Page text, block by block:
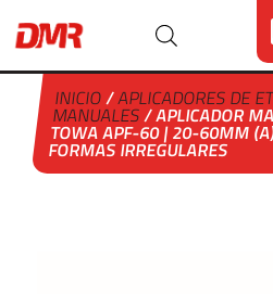
INICIO/APLICADORES DE
MANUALES/ APLICADOR
TOWA APF-60 | 20-60MM
FORMAS IRREGULARES